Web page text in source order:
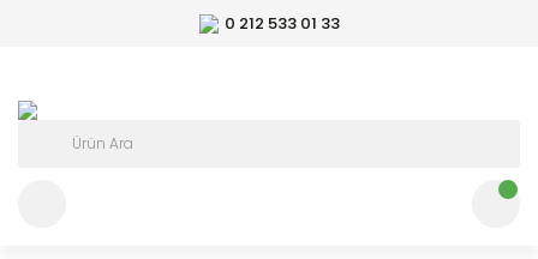
0 212 533 01 33